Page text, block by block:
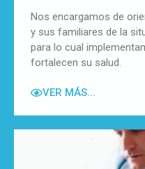
Nos encargamos de
y sus familiares de la
para lo cual
fortalecen su salud.
VER MÁS...